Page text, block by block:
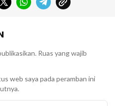
Ruas yang wajib
web saya pada peramban ini